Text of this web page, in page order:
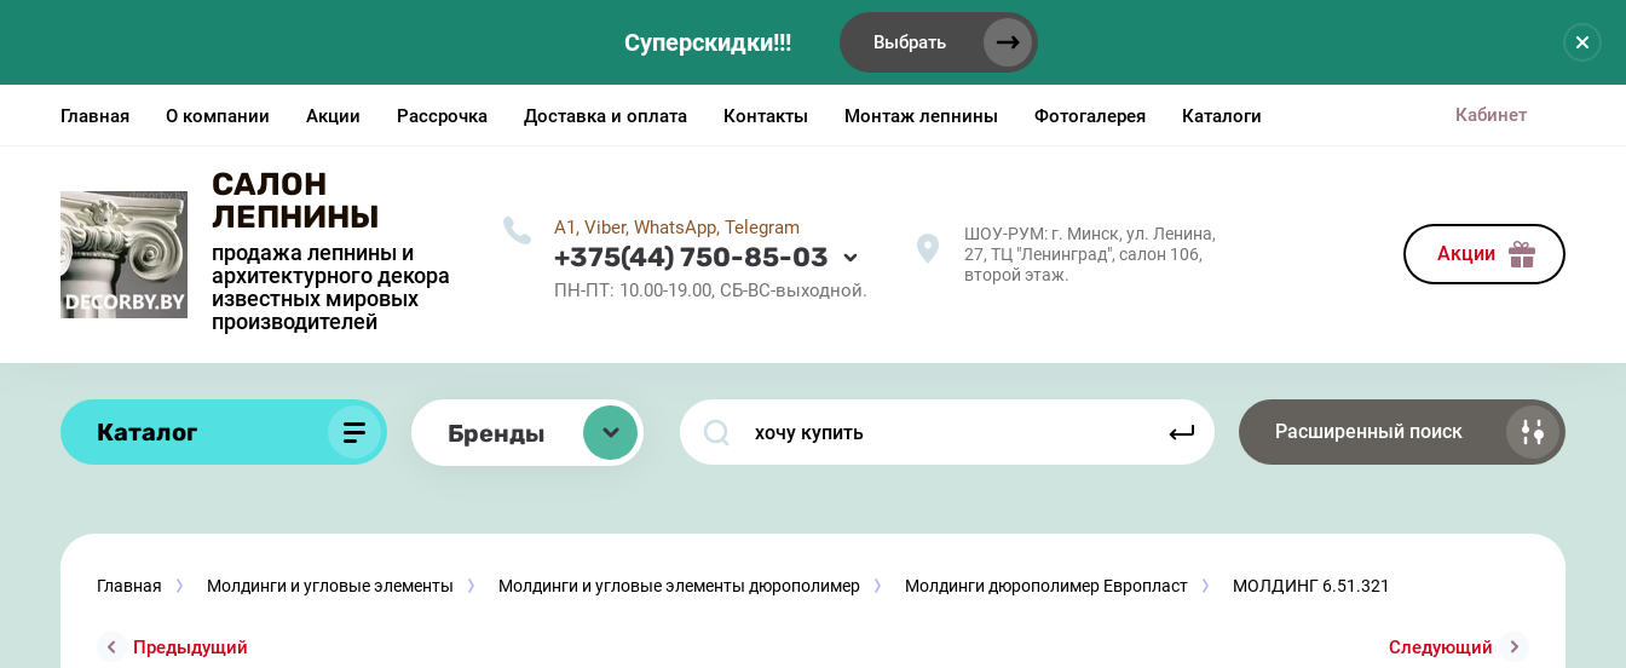
Суперскидки!!! Выбрать
Главная О компании Акции Рассрочка Доставка и оплата Контакты Монтаж лепнины Фотогалерея Каталоги Кабинет
САЛОН
ЛЕПНИНЫ
продажа лепнины и
архитектурного декора
известных мировых
производителей
А1, Viber, WhatsApp, Telegram
+375(44) 750-85-03
ПН-ПТ: 10.00-19.00, СБ-ВС-выходной.
ШОУ-РУМ: г. Минск, ул. Ленина,
27, ТЦ "Ленинград", салон 106,
второй этаж.
Акции
Каталог Бренды Расширенный поиск
Главная Молдинги и угловые элементы Молдинги и угловые элементы дюрополимер Молдинги дюрополимер Европласт МОЛДИНГ 6.51.321
Предыдущий Следующий